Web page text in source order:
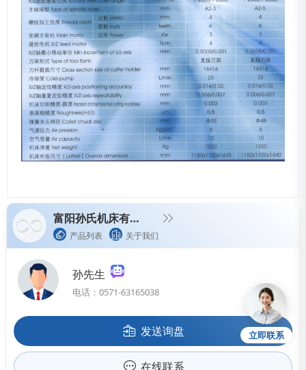
富阳孙氏机床有限公司
产品列表 关于我们
孙先生
电话：0571-63165038
发送询盘
在线联系
立即联系